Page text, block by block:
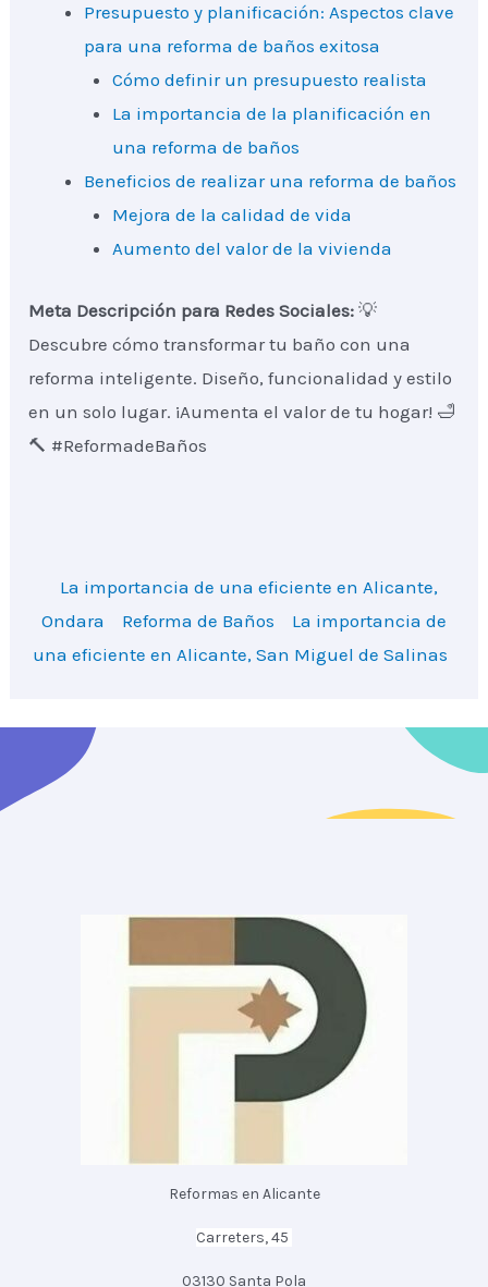
Presupuesto y planificación: Aspectos clave
para una reforma de baños exitosa
Cómo definir un presupuesto realista
La importancia de la planificación en
una reforma de baños
Beneficios de realizar una reforma de baños
Mejora de la calidad de vida
Aumento del valor de la vivienda
Meta Descripción para Redes Sociales: 💡
Descubre cómo transformar tu baño con una
reforma inteligente. Diseño, funcionalidad y estilo
en un solo lugar. ¡Aumenta el valor de tu hogar! 🛁
🔨 #ReformadeBaños
La importancia de una eficiente en Alicante,
Ondara
Reforma de Baños
La importancia de
una eficiente en Alicante, San Miguel de Salinas
Reformas en Alicante
Carreters, 45
03130 Santa Pola